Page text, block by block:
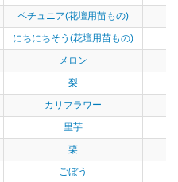
ペチュニア(花壇用苗もの)
にちにちそう(花壇用苗もの)
メロン
梨
カリフラワー
里芋
栗
ごぼう